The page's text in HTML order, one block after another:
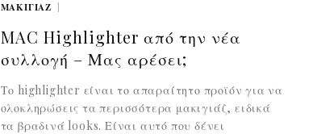
ΜΑΚΙΓΙΆΖ
MAC Highlighter από την νέα
συλλογή – Μας αρέσει;
Το highlighter είναι το απαραίτητο προϊόν για να
ολοκληρώσεις τα περισσότερα μακιγιάζ, ειδικά
τα βραδινά looks. Είναι αυτό που δένει